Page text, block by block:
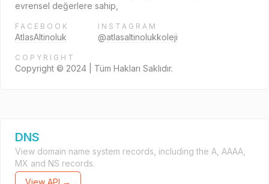
evrensel değerlere sahip,
FACEBOOK
AtlasAltinoluk
INSTAGRAM
@atlasaltinolukkoleji
COPYRIGHT
Copyright © 2024 | Tüm Hakları Saklıdır.
DNS
View domain name system records, including the A, AAAA,
MX and NS records.
View API →